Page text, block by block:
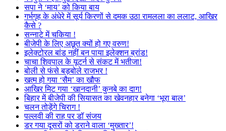
सपा ने ‘माय’ को किया बाय
गर्भगृह के अंधेरे में सूर्य किरणों से दमक उठा रामलला का ललाट, आखिर
कैसे ?
सन्नाटे में चकिया !
बीजेपी के लिए अछूत क्यों हो गए वरुण!
इलेक्टोरल बांड नहीं बन पाया इलेक्शन ब्रांड!
चाचा शिवपाल के यूटर्न से संकट में भतीजा!
बोली से फंसे बड़बोले राजभर !
खत्म हो गया ‘सैम’ का खौफ
आखिर मिट गया ‘खानदानी’ कुनबे का दाग!
बिहार में बीजेपी की सियासत का खेवनहार बनेगा ‘भूरा बाल’
चलन तोड़ेंगे चिराग !
पल्लवी की राह पर डॉ संजय
डर गया दूसरों को डराने वाला ‘मुख्तार’!